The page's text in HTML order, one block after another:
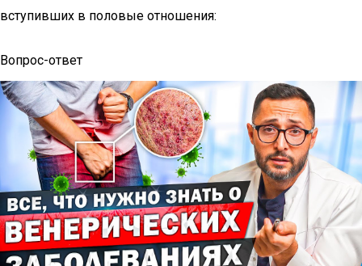
вступивших в половые отношения:
Вопрос-ответ